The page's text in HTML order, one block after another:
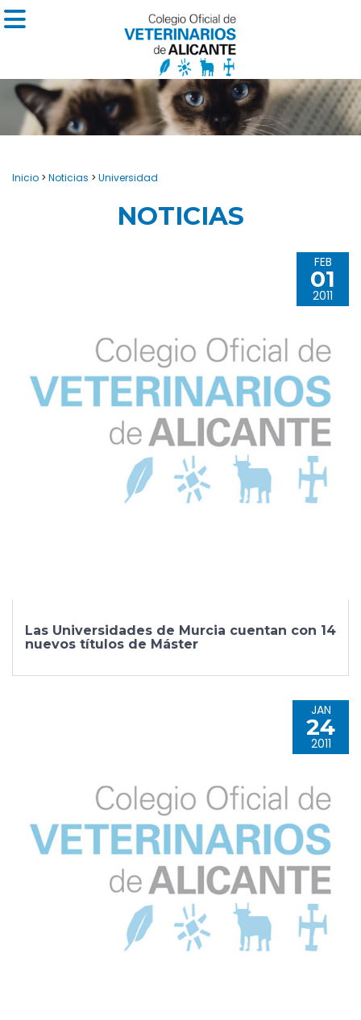
Inicio > Noticias > Universidad
NOTICIAS
FEB
01
2011
Las Universidades de Murcia cuentan con 14
nuevos títulos de Máster
JAN
24
2011